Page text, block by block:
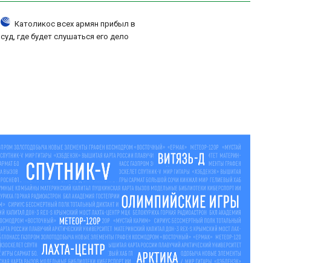
Католикос всех армян прибыл в
суд, где будет слушаться его дело